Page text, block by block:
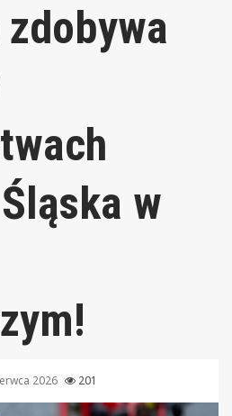
w
2026 201